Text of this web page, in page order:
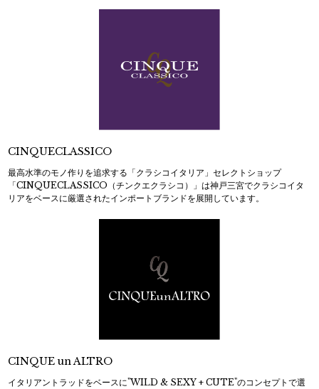
CINQUECLASSICO
最高水準のモノ作りを追求する「クラシコイタリア」セレクトショップ
「CINQUECLASSICO（チンクエクラシコ）」は神戸三宮でクラシコイタ
リアをベースに厳選されたインポートブランドを展開しています。
CINQUE un ALTRO
イタリアントラッドをベースに"WILD & SEXY + CUTE"のコンセプトで選